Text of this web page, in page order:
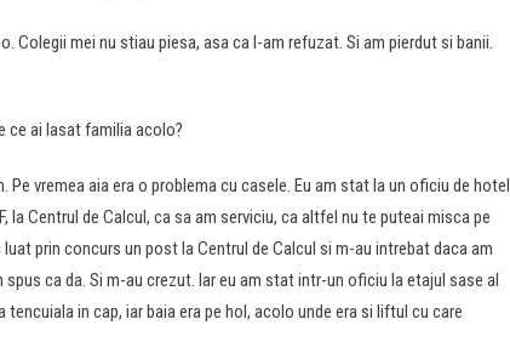
Colegii mei nu stiau piesa, asa ca l-am refuzat. Si am pierdut si banii.
ce ai lasat familia acolo?
Pe vremea aia era o problema cu casele. Eu am stat la un oficiu de hotel
la Centrul de Calcul, ca sa am serviciu, ca altfel nu te puteai misca pe
prin concurs un post la Centrul de Calcul si m-au intrebat daca am
ca da. Si m-au crezut. Iar eu am stat intr-un oficiu la etajul sase al
in cap, iar baia era pe hol, acolo unde era si liftul cu care